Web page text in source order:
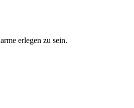
erlegen zu sein.